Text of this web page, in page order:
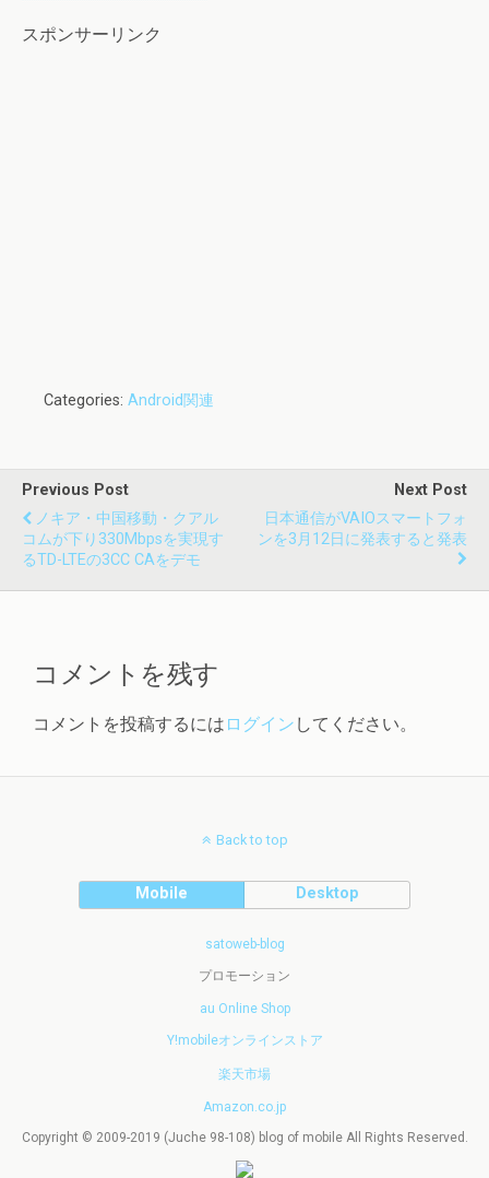
スポンサーリンク
Categories: Android関連
Previous Post
ノキア・中国移動・クアル
コムが下り330Mbpsを実現す
るTD-LTEの3CC CAをデモ
Next Post
日本通信がVAIOスマートフォ
ンを3月12日に発表すると発表
コメントを残す
コメントを投稿するには ログイン してください。
Back to top
Mobile Desktop
satoweb-blog
プロモーション
au Online Shop
Y!mobileオンラインストア
楽天市場
Amazon.co.jp
Copyright © 2009-2019 (Juche 98-108) blog of mobile All Rights Reserved.